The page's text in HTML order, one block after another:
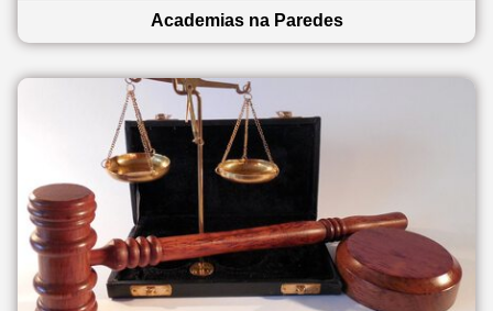
Academias na Paredes